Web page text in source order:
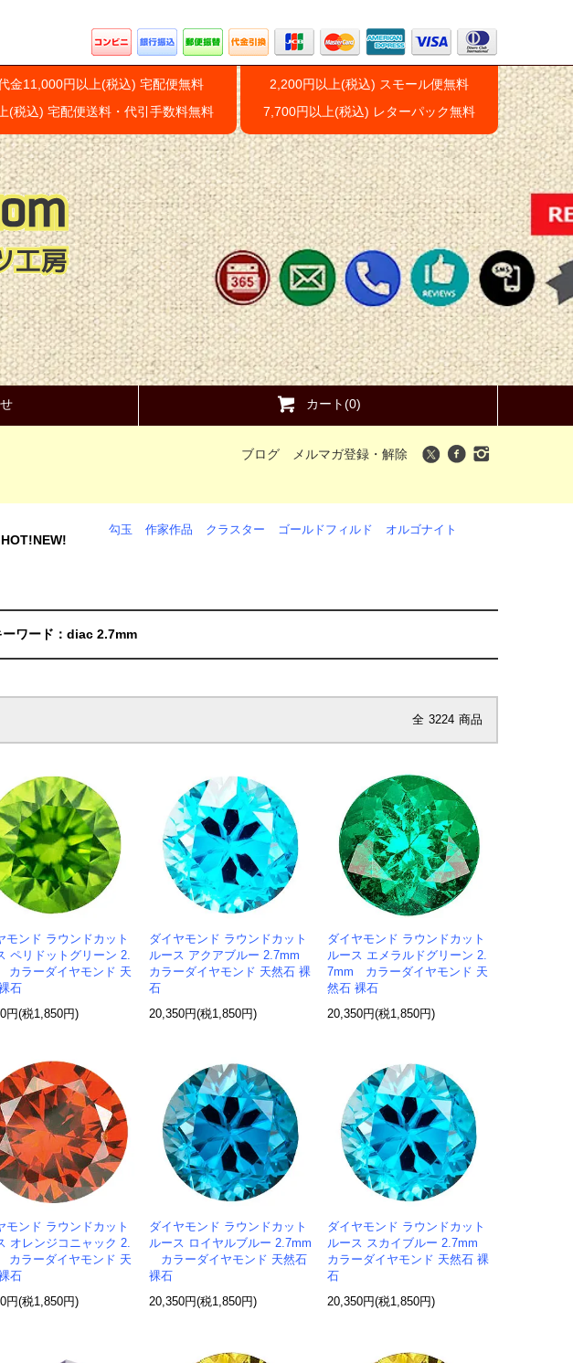
金11,000円以上(税込) 宅配便無料
(税込) 宅配便送料・代引手数料無料
2,200円以上(税込) スモール便無料
7,700円以上(税込) レターパック無料
カート(0)
ブログ メルマガ登録・解除
HOT!NEW!
勾玉 作家作品 クラスター ゴールドフィルド オルゴナイト
ーワード：diac 2.7mm
全 3224 商品
モンド ラウンドカット
ペリドットグリーン 2.
ラーダイヤモンド 天
石
円(税1,850円)
ダイヤモンド ラウンドカット
ルース アクアブルー 2.7mm
カラーダイヤモンド 天然石 裸
石
20,350円(税1,850円)
ダイヤモンド ラウンドカット
ルース エメラルドグリーン 2.
7mm カラーダイヤモンド 天
然石 裸石
20,350円(税1,850円)
モンド ラウンドカット
オレンジコニャック 2.
ラーダイヤモンド 天
石
円(税1,850円)
ダイヤモンド ラウンドカット
ルース ロイヤルブルー 2.7mm
カラーダイヤモンド 天然石
裸石
20,350円(税1,850円)
ダイヤモンド ラウンドカット
ルース スカイブルー 2.7mm
カラーダイヤモンド 天然石 裸
石
20,350円(税1,850円)